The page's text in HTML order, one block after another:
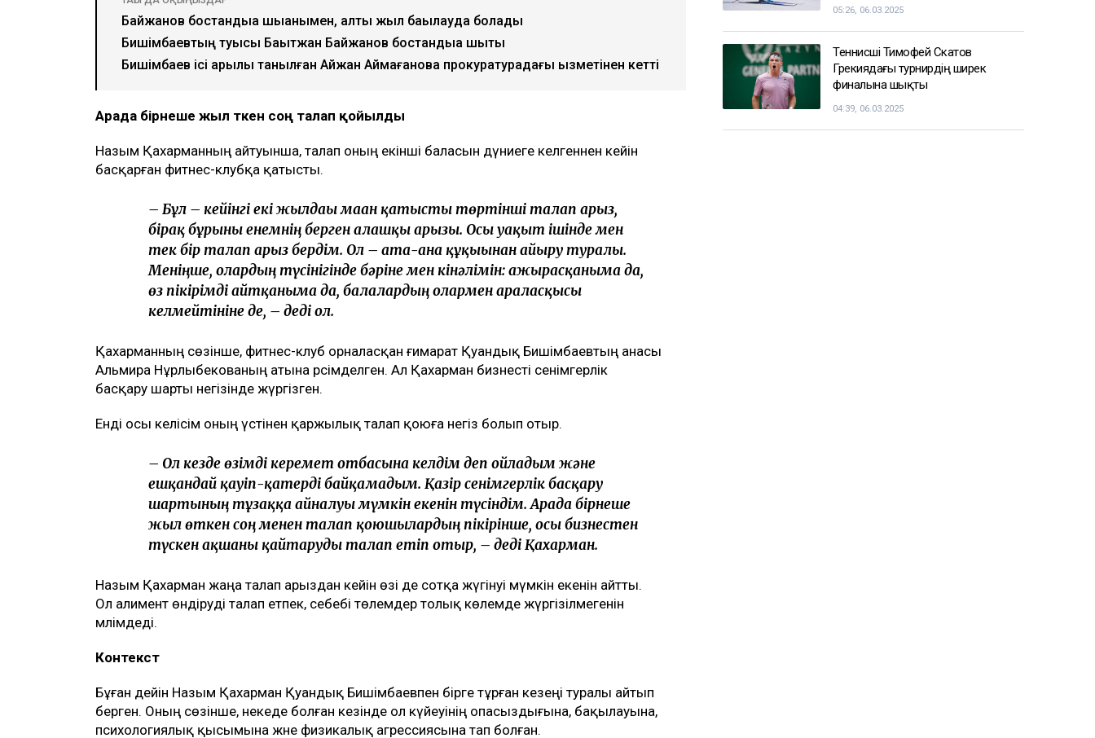
Ulysmedia коллажы
Назым Қахарман бұрынғы күйеуі Қуандық Бишімбаевтың анасы өзіне қатысты 25
млн теңгеге жуық сома өндіру туралы талап арыз бергенін мәлімдеді. Оның
айтуынша, бұл – сотталған экс-министрдің отбасы кейінгі екі жылда өзіне қарсы
ТАҒЫ ДА ОҚЫҢЫЗДАР
Байжанов бостандыққа шыққанымен, алты жыл бақылауда болады
Бишімбаевтың туысы Бақытжан Байжанов бостандыққа шықты
Бишімбаев ісі арқылы танылған Айжан Аймағанова прокуратурадағы қызметінен кетті
Арада бірнеше жыл өткен соң талап қойылды
Назым Қахарманның айтуынша, талап оның екінші баласын дүниеге әкелгеннен кейін
– Бұл – кейінгі екі жылдағы маған қатысты төртінші талап арыз,
бірақ бұрынғы енемнің берген алғашқы арызы. Осы уақыт ішінде мен
тек бір талап арыз бердім. Ол – ата-ана құқығынан айыру туралы.
Меніңше, олардың түсінігінде бәріне мен кінәлімін: ажырасқаныма да,
өз пікірімді айтқаныма да, балалардың олармен араласқысы
келмейтініне де, – деді ол.
Қахарманның сөзінше, фитнес-клуб орналасқан ғимарат Қуандық Бишімбаевтың анасы
Альмира Нұрлыбекованың атына рәсімделген. Ал Қахарман бизнесті сенімгерлік
басқару шарты негізінде жүргізген.
Енді осы келісім оның үстінен қаржылық талап қоюға негіз болып отыр.
– Ол кезде өзімді керемет отбасына келдім деп ойладым және
ешқандай қауіп-қатерді байқамадым. Қазір сенімгерлік басқару
Балуан Ұлан Рысқұл басшылық
09:22, 06.03.2025
Әлімханұлынан қаша алмайтын
болды